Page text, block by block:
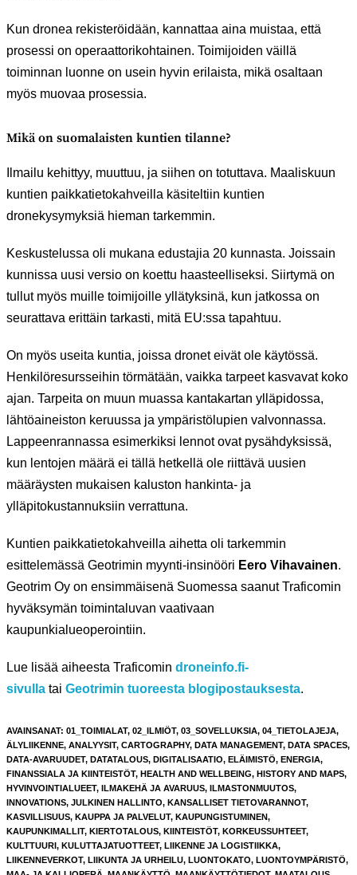
Kun dronea rekisteröidään, kannattaa aina muistaa, että
prosessi on operaattorikohtainen. Toimijoiden väillä
toiminnan luonne on usein hyvin erilaista, mikä osaltaan
myös muovaa prosessia.
Mikä on suomalaisten kuntien tilanne?
Ilmailu kehittyy, muuttuu, ja siihen on totuttava. Maaliskuun
kuntien paikkatietokahveilla käsiteltiin kuntien
dronekysymyksiä hieman tarkemmin.
Keskustelussa oli mukana edustajia 20 kunnasta. Joissain
kunnissa uusi versio on koettu haasteelliseksi. Siirtymä on
tullut myös muille toimijoille yllätyksinä, kun jatkossa on
seurattava erittäin tarkasti, mitä EU:ssa tapahtuu.
On myös useita kuntia, joissa dronet eivät ole käytössä.
Henkilöresursseihin törmätään, vaikka tarpeet kasvavat koko
ajan. Tarpeita on muun muassa kantakartan ylläpidossa,
lähtöaineiston keruussa ja ympäristölupien valvonnassa.
Lappeenrannassa esimerkiksi lennot ovat pysähdyksissä,
kun lentojen määrä ei tällä hetkellä ole riittävä uusien
määräysten mukaisen kaluston hankinta- ja
ylläpitokustannuksiin verrattuna.
Kuntien paikkatietokahveilla aihetta oli tarkemmin
esittelemässä Geotrimin myynti-insinööri Eero Vihavainen.
Geotrim Oy on ensimmäisenä Suomessa saanut Traficomin
hyväksymän toimintaluvan vaativaan
kaupunkialueoperointiin.
Lue lisää aiheesta Traficomin droneinfo.fi-
sivulla tai Geotrimin tuoreesta blogipostauksesta.
AVAINSANAT: 01_TOIMIALAT, 02_ILMIÖT, 03_SOVELLUKSIA, 04_TIETOLAJEJA,
ÄLYLIIKENNE, ANALYYSIT, CARTOGRAPHY, DATA MANAGEMENT, DATA SPACES,
DATA-AVARUUDET, DATATALOUS, DIGITALISAATIO, ELÄIMISTÖ, ENERGIA,
FINANSSIALA JA KIINTEISTÖT, HEALTH AND WELLBEING, HISTORY AND MAPS,
HYVINVOINTIALUEET, ILMAKEHÄ JA AVARUUS, ILMASTONMUUTOS,
INNOVATIONS, JULKINEN HALLINTO, KANSALLISET TIETOVARANNOT,
KASVILLISUUS, KAUPPA JA PALVELUT, KAUPUNGISTUMINEN,
KAUPUNKIMALLIT, KIERTOTALOUS, KIINTEISTÖT, KORKEUSSUHTEET,
KULTTUURI , KULUTTAJATUOTTEET, LIIKENNE JA LOGISTIIKKA,
LIIKENNEVERKOT, LIIKUNTA JA URHEILU, LUONTOKATO, LUONTOYMPÄRISTÖ,